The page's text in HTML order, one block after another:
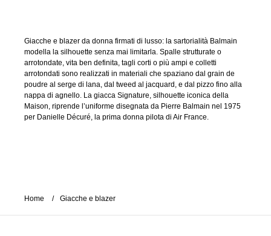
Giacche e blazer da donna firmati di lusso: la sartorialità Balmain
modella la silhouette senza mai limitarla. Spalle strutturate o
arrotondate, vita ben definita, tagli corti o più ampi e colletti
arrotondati sono realizzati in materiali che spaziano dal grain de
poudre al serge di lana, dal tweed al jacquard, e dal pizzo fino alla
nappa di agnello. La giacca Signature, silhouette iconica della
Maison, riprende l’uniforme disegnata da Pierre Balmain nel 1975
per Danielle Décuré, la prima donna pilota di Air France.
Home Giacche e blazer